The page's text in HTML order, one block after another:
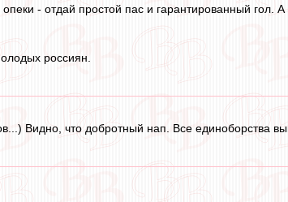
- отдай простой пас и гарантированный гол.
россиян.
Видно, что добротный нап. Все единоборства